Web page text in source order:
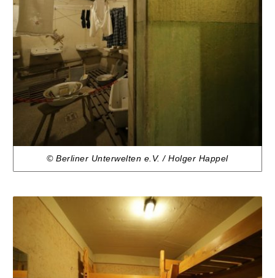
© Berliner Unterwelten e.V. / Holger Happel